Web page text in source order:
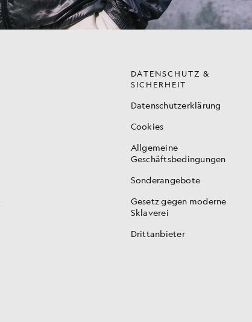
DATENSCHUTZ &
SICHERHEIT
Datenschutzerklärung
Cookies
Allgemeine
Geschäftsbedingungen
Sonderangebote
Gesetz gegen moderne
Sklaverei
Drittanbieter